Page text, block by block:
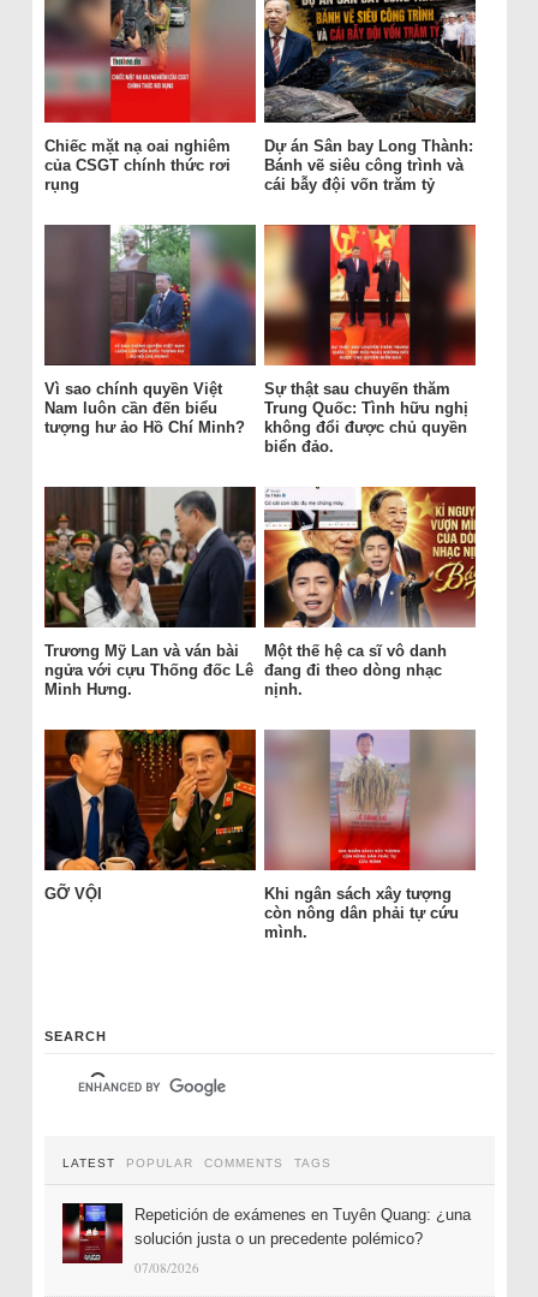
Chiếc mặt nạ oai nghiêm
của CSGT chính thức rơi
rụng
Dự án Sân bay Long Thành:
Bánh vẽ siêu công trình và
cái bẫy đội vốn trăm tỷ
Vì sao chính quyền Việt
Nam luôn cần đến biểu
tượng hư ảo Hồ Chí Minh?
Sự thật sau chuyến thăm
Trung Quốc: Tình hữu nghị
không đổi được chủ quyền
biển đảo.
Trương Mỹ Lan và ván bài
ngửa với cựu Thống đốc Lê
Minh Hưng.
Một thế hệ ca sĩ vô danh
đang đi theo dòng nhạc
nịnh.
GỠ VỘI
Khi ngân sách xây tượng
còn nông dân phải tự cứu
mình.
SEARCH
LATEST POPULAR COMMENTS TAGS
Repetición de exámenes en Tuyên Quang: ¿una
solución justa o un precedente polémico?
07/08/2026